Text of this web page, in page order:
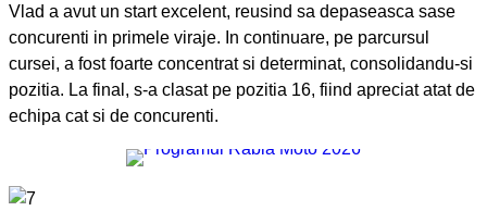
Vlad a avut un start excelent, reusind sa depaseasca sase
concurenti in primele viraje. In continuare, pe parcursul
cursei, a fost foarte concentrat si determinat, consolidandu-si
pozitia. La final, s-a clasat pe pozitia 16, fiind apreciat atat de
echipa cat si de concurenti.